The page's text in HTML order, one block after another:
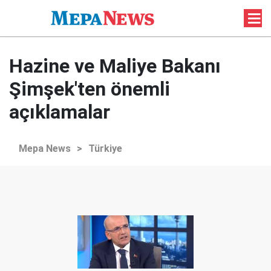
Hazine ve Maliye Bakanı
Şimşek'ten önemli
açıklamalar
Mepa News > Türkiye